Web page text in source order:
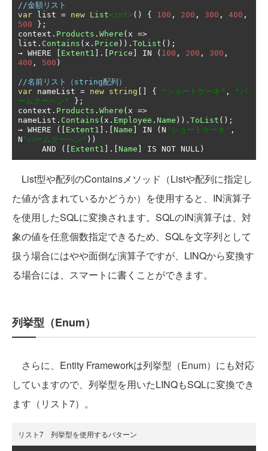
//金額リスト
var list = new List<int> () { 100 , 200 , 300 , 400 ,
500
};
context . Products . Where ( x =>
list . Contains ( x . Price )). ToList ();
→ WHERE Extent1 ].[ Price IN ( 100 , 200 , 300 ,
400 , 500 )
//名前リスト（string配列）
var nameList = new string { "ショートケーキ" ,
"バ
ームクーヘン"
};
context . Products . Where ( x =>
nameList . Contains ( x . Employee . Name )). ToList ();
→ WHERE ([ Extent1 ].[ Name IN ( N 'ショートケーキ' ,
N 'バームクーヘン' ))
     AND
([ Extent1 ].[ Name IS NOT NULL )
List型や配列のContainsメソッド（Listや配列に指定し
た値が含まれているかどうか）を使用すると、IN演算子
を使用したSQLに変換されます。SQLのIN演算子は、対
象の値を任意個数指定できるため、SQLを文字列として
扱う場合にはやや面倒な演算子ですが、LINQから変換す
る場合には、スマートに書くことができます。
列挙型（Enum）
さらに、Entity Frameworkは列挙型（Enum）にも対応
していますので、列挙型を用いたLINQもSQLに変換でき
ます（リスト7）。
リスト7 列挙型を使用するパターン